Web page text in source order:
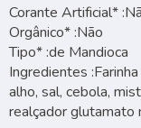
Corante Artificial*
Orgânico* :Não
Tipo* :de Mandioca
Ingredientes
alho, sal, cebola,
realçador glutamato